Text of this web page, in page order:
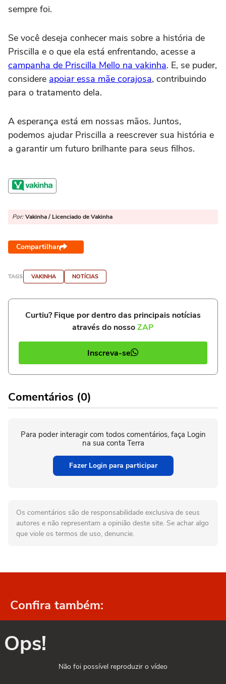
sempre foi.
Se você deseja conhecer mais sobre a história de
Priscilla e o que ela está enfrentando, acesse a
campanha de Priscilla Mello na vakinha. E, se puder,
considere apoiar essa mãe corajosa, contribuindo
para o tratamento dela.
A esperança está em nossas mãos. Juntos,
podemos ajudar Priscilla a reescrever sua história e
a garantir um futuro brilhante para seus filhos.
Por: Vakinha / Licenciado de Vakinha
Compartilhar
TAGS VAKINHA NOTÍCIAS
Curtiu? Fique por dentro das principais notícias
através do nossoZAP
Inscreva-se
Comentários (0)
Para poder interagir com todos comentários, faça Login
na sua conta Terra
Fazer Login para participar
Os comentários são de responsabilidade exclusiva de seus
autores e não representam a opinião deste site. Se achar algo
que viole os termos de uso, denuncie.
Confira também:
Ops!
Não foi possível reproduzir o vídeo